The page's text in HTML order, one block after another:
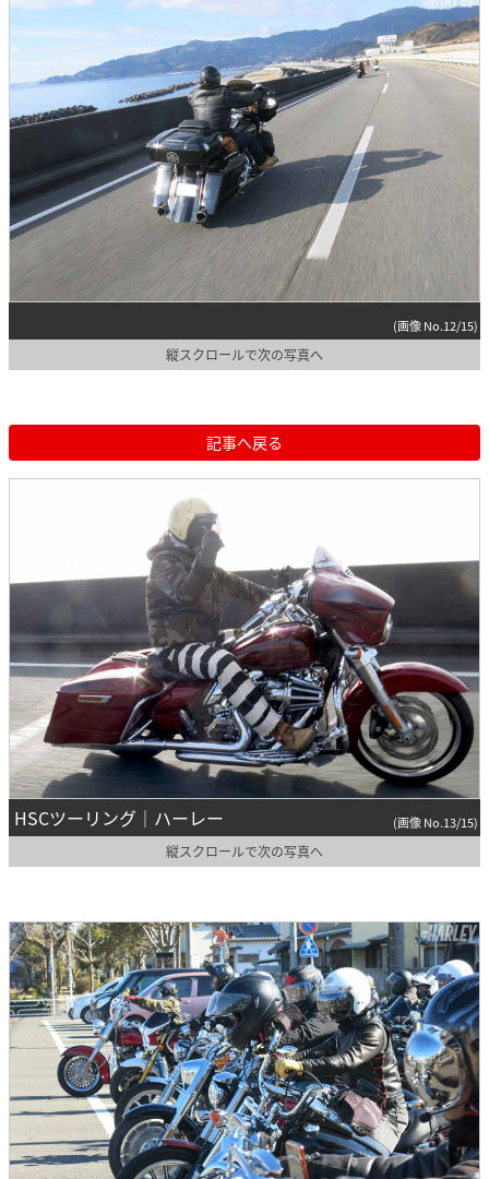
(画像 No.12/15)
縦スクロールで次の写真へ
記事へ戻る
HSCツーリング｜ハーレー (画像 No.13/15)
縦スクロールで次の写真へ